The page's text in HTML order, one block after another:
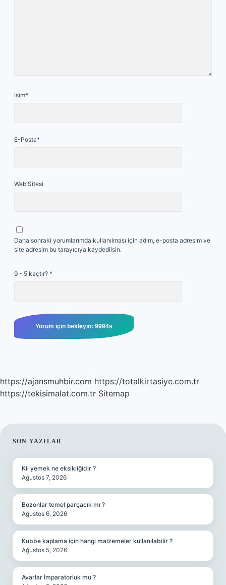
İsim*
E-Posta*
Web Sitesi
Daha sonraki yorumlarımda kullanılması için adım, e-posta adresim ve
site adresim bu tarayıcıya kaydedilsin.
9 - 5 kaçtır? *
https://ajansmuhbir.com https://totalkirtasiye.com.tr
https://tekisimalat.com.tr Sitemap
SIDEBAR
SON YAZILAR
Kil yemek ne eksikliğidir ?
Ağustos 7, 2026
Bozonlar temel parçacık mı ?
Ağustos 6, 2026
Kubbe kaplama için hangi malzemeler kullanılabilir ?
Ağustos 5, 2026
Avarlar İmparatorluk mu ?